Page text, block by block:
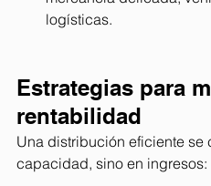
logísticas.
Estrategias para
rentabilidad
Una distribución eficiente se
capacidad, sino en ingresos: